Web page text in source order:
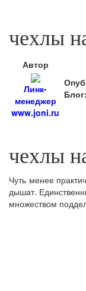
чехлы
Автор
Линк-
менеджер
www.joni.ru
Блог:
чехлы
Чуть менее
дышат.
множеством